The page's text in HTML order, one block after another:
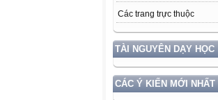
Các trang trực thuộc
TÀI NGUYÊN DẠY HỌC
CÁC Ý KIẾN MỚI NHẤT